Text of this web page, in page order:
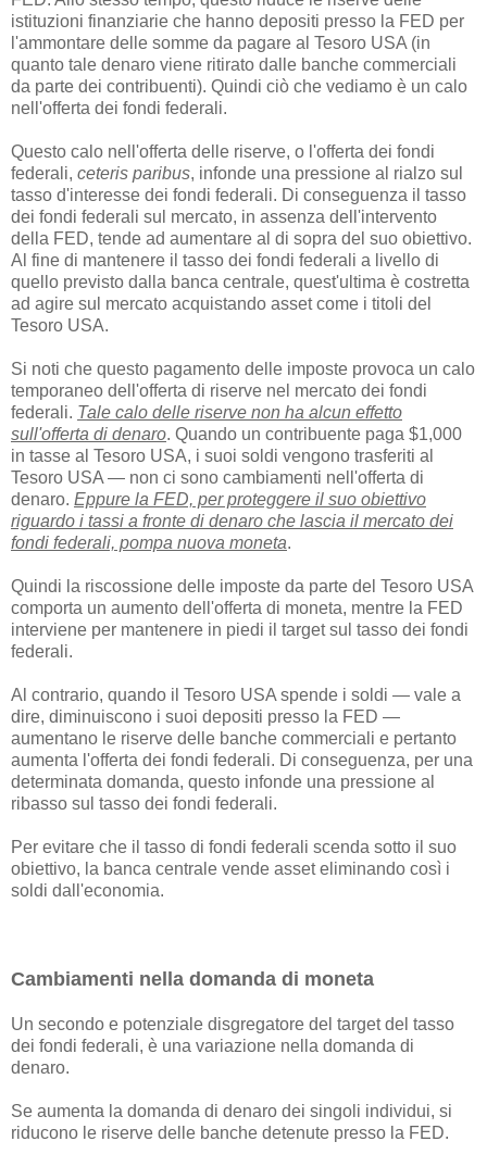
istituzioni finanziarie che hanno depositi presso la FED per
l'ammontare delle somme da pagare al Tesoro USA (in
quanto tale denaro viene ritirato dalle banche commerciali
da parte dei contribuenti). Quindi ciò che vediamo è un calo
nell'offerta dei fondi federali.
Questo calo nell'offerta delle riserve, o l'offerta dei fondi
federali, ceteris paribus, infonde una pressione al rialzo sul
tasso d'interesse dei fondi federali. Di conseguenza il tasso
dei fondi federali sul mercato, in assenza dell'intervento
della FED, tende ad aumentare al di sopra del suo obiettivo.
Al fine di mantenere il tasso dei fondi federali a livello di
quello previsto dalla banca centrale, quest'ultima è costretta
ad agire sul mercato acquistando asset come i titoli del
Tesoro USA.
Si noti che questo pagamento delle imposte provoca un calo
temporaneo dell'offerta di riserve nel mercato dei fondi
federali. Tale calo delle riserve non ha alcun effetto
sull'offerta di denaro. Quando un contribuente paga $1,000
in tasse al Tesoro USA, i suoi soldi vengono trasferiti al
Tesoro USA — non ci sono cambiamenti nell'offerta di
denaro. Eppure la FED, per proteggere il suo obiettivo
riguardo i tassi a fronte di denaro che lascia il mercato dei
fondi federali, pompa nuova moneta.
Quindi la riscossione delle imposte da parte del Tesoro USA
comporta un aumento dell'offerta di moneta, mentre la FED
interviene per mantenere in piedi il target sul tasso dei fondi
federali.
Al contrario, quando il Tesoro USA spende i soldi — vale a
dire, diminuiscono i suoi depositi presso la FED —
aumentano le riserve delle banche commerciali e pertanto
aumenta l'offerta dei fondi federali. Di conseguenza, per una
determinata domanda, questo infonde una pressione al
ribasso sul tasso dei fondi federali.
Per evitare che il tasso di fondi federali scenda sotto il suo
obiettivo, la banca centrale vende asset eliminando così i
soldi dall'economia.
Cambiamenti nella domanda di moneta
Un secondo e potenziale disgregatore del target del tasso
dei fondi federali, è una variazione nella domanda di
denaro.
Se aumenta la domanda di denaro dei singoli individui, si
riducono le riserve delle banche detenute presso la FED.